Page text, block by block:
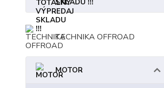
SKLADU !!!
TECHNIKA OFFROAD
MOTOR